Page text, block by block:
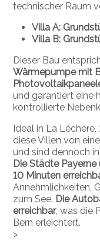
technischer Raum
Villa A:
Villa B:
Dieser Bau
Wärmepumpe mit
und garantiert eine
kontrollierte
Ideal in La
diese Villen von
und sind dennoch
Die Städte
10 Minuten
Annehmlichkeiten,
zum See. Die
erreichbar, was die
Bern erleichtert.
>